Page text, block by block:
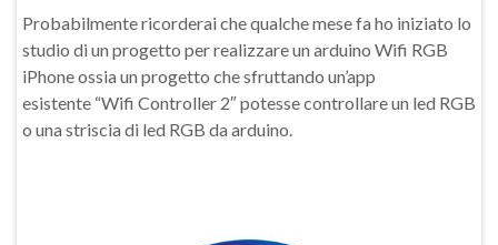
Probabilmente ricorderai che qualche mese fa ho iniziato lo
studio di un progetto per realizzare un arduino Wifi RGB
iPhone ossia un progetto che sfruttando un’app
esistente “Wifi Controller 2″ potesse controllare un led RGB
o una striscia di led RGB da arduino.